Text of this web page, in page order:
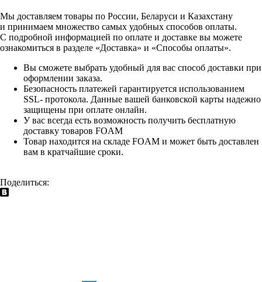
Мы доставляем товары по России, Беларуси и Казахстану
и принимаем множество самых удобных способов оплаты.
С подробной информацией по оплате и доставке вы можете
ознакомиться в разделе «Доставка» и «Способы оплаты».
Вы сможете выбрать удобный для вас способ доставки при
оформлении заказа.
Безопасность платежей гарантируется использованием
SSL- протокола. Данные вашей банковской карты надежно
защищены при оплате онлайн.
У вас всегда есть возможность получить бесплатную
доставку товаров FOAM
Товар находится на складе FOAM и может быть доставлен
вам в кратчайшие сроки.
Поделиться: